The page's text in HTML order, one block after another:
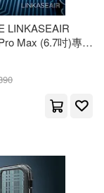
LINKASEAIR
Max (6.7吋)專用
防摔抗變色抗菌